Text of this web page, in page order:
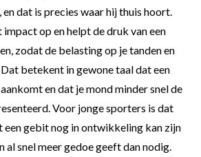
dat is precies waar hij thuis hoort.
op en helpt de druk van een
zodat de belasting op je tanden en
betekent in gewone taal dat een
en dat je mond minder snel de
Voor jonge sporters is dat
gebit nog in ontwikkeling kan zijn
al snel meer gedoe geeft dan nodig.